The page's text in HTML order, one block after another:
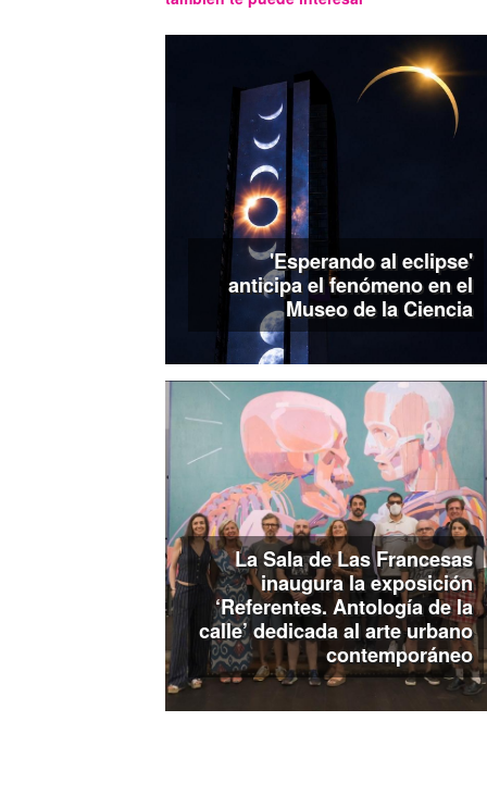
'Esperando al eclipse'
anticipa el fenómeno en el
Museo de la Ciencia
La Sala de Las Francesas
inaugura la exposición
‘Referentes. Antología de la
calle’ dedicada al arte urbano
contemporáneo